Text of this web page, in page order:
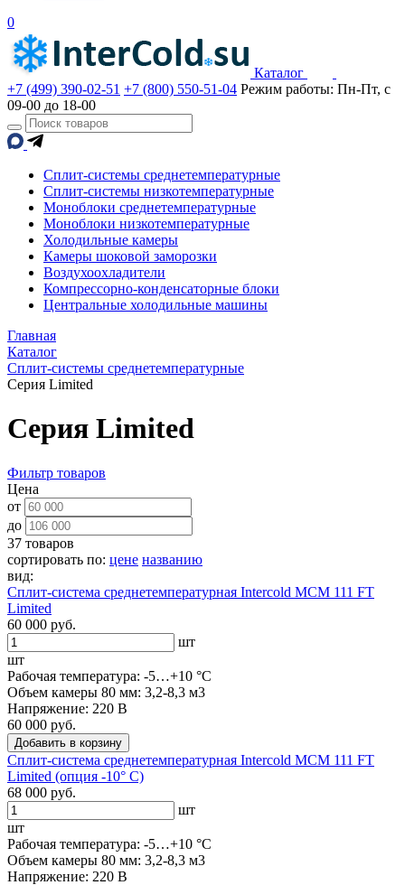
0
Каталог
+7 (499) 390-02-51 +7 (800) 550-51-04 Режим работы: Пн-Пт, с
09-00 до 18-00
Сплит-системы среднетемпературные
Сплит-системы низкотемпературные
Моноблоки среднетемпературные
Моноблоки низкотемпературные
Холодильные камеры
Камеры шоковой заморозки
Воздухоохладители
Компрессорно-конденсаторные блоки
Центральные холодильные машины
Главная
Каталог
Сплит-системы среднетемпературные
Серия Limited
Серия Limited
Фильтр товаров
Цена
от
до
37 товаров
сортировать по: цене названию
вид:
Сплит-система среднетемпературная Intercold MCM 111 FT
Limited
60 000 руб.
шт
шт
Рабочая температура: -5…+10 °C
Объем камеры 80 мм: 3,2-8,3 м3
Напряжение: 220 В
60 000 руб.
Добавить в корзину
Сплит-система среднетемпературная Intercold MCM 111 FT
Limited (опция -10° С)
68 000 руб.
шт
шт
Рабочая температура: -5…+10 °C
Объем камеры 80 мм: 3,2-8,3 м3
Напряжение: 220 В